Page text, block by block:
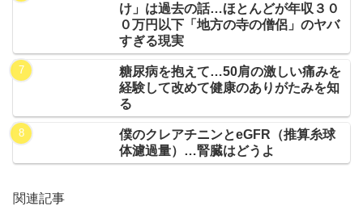
け」は過去の話…ほとんどが年収３０
０万円以下「地方の寺の僧侶」のヤバ
すぎる現実
糖尿病を抱えて…50肩の激しい痛みを
経験して改めて健康のありがたみを知
る
僕のクレアチニンとeGFR（推算糸球
体濾過量）…腎臓はどうよ
関連記事